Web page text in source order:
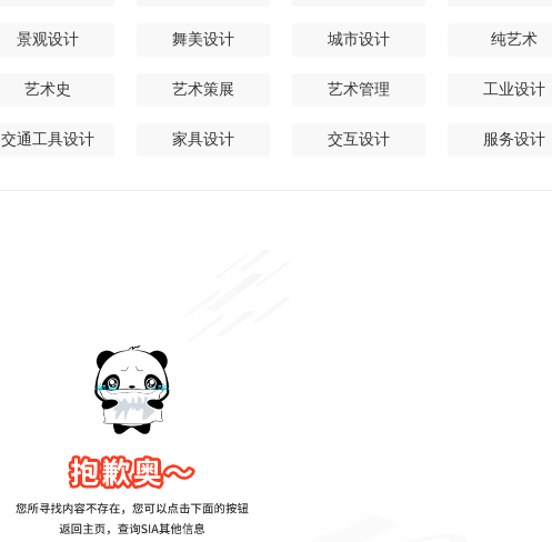
景观设计 舞美设计 城市设计 纯艺术
艺术史 艺术策展 艺术管理 工业设计
交通工具设计 家具设计 交互设计 服务设计